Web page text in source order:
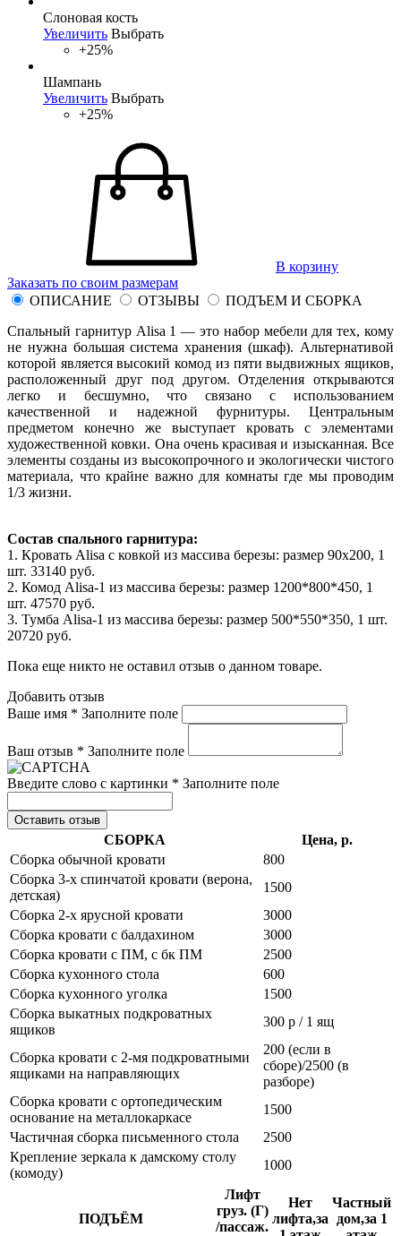
Слоновая кость
Увеличить Выбрать
+25%
Шампань
Увеличить Выбрать
+25%
В корзину
Заказать по своим размерам
ОПИСАНИЕ
ОТЗЫВЫ
ПОДЪЕМ И СБОРКА
Спальный гарнитур Alisa 1 — это набор мебели для тех, кому
не нужна большая система хранения (шкаф). Альтернативой
которой является высокий комод из пяти выдвижных ящиков,
расположенный друг под другом. Отделения открываются
легко и бесшумно, что связано с использованием
качественной и надежной фурнитуры. Центральным
предметом конечно же выступает кровать с элементами
художественной ковки. Она очень красивая и изысканная. Все
элементы созданы из высокопрочного и экологически чистого
материала, что крайне важно для комнаты где мы проводим
1/3 жизни.
Состав спального гарнитура:
1. Кровать Alisa с ковкой из массива березы: размер 90x200, 1
шт. 33140 руб.
2. Комод Alisa-1 из массива березы: размер 1200*800*450, 1
шт. 47570 руб.
3. Тумба Alisa-1 из массива березы: размер 500*550*350, 1 шт.
20720 руб.
Пока еще никто не оставил отзыв о данном товаре.
Добавить отзыв
Ваше имя * Заполните поле
Ваш отзыв * Заполните поле
Введите слово с картинки * Заполните поле
Оставить отзыв
СБОРКА
Цена, р.
Сборка обычной кровати
800
Сборка 3-х спинчатой кровати (верона,
детская)
1500
Сборка 2-х ярусной кровати
3000
Сборка кровати с балдахином
3000
Сборка кровати с ПМ, с бк ПМ
2500
Сборка кухонного стола
600
Сборка кухонного уголка
1500
Сборка выкатных подкроватных
ящиков
300 р / 1 ящ
Сборка кровати с 2-мя подкроватными
ящиками на направляющих
200 (если в
сборе)/2500 (в
разборе)
Сборка кровати с ортопедическим
основание на металлокаркасе
1500
Частичная сборка письменного стола
2500
Крепление зеркала к дамскому столу
(комоду)
1000
ПОДЪЁМ
Лифт
груз. (Г)
/пассаж.
Нет
лифта,за
Частный
дом,за 1